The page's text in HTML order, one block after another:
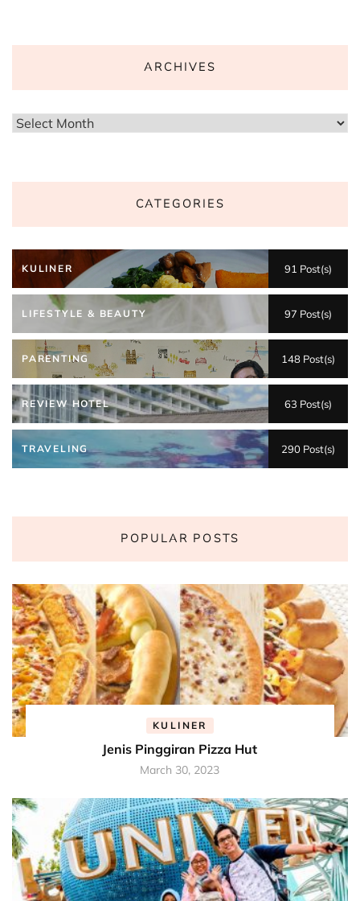
ARCHIVES
Archives
CATEGORIES
KULINER 91 Post(s)
LIFESTYLE & BEAUTY 97 Post(s)
PARENTING 148 Post(s)
REVIEW HOTEL 63 Post(s)
TRAVELING 290 Post(s)
POPULAR POSTS
KULINER
Jenis Pinggiran Pizza Hut
March 30, 2023